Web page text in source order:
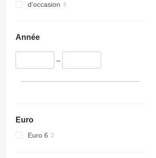
d'occasion
Année
–
Euro
Euro 6